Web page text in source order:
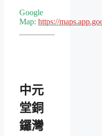
Google
Map: https://
中元
堂銅
鑼灣